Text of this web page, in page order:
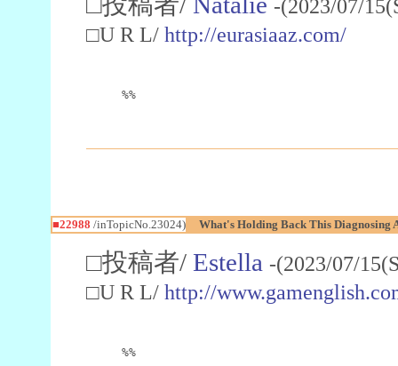
-(2023/07/
□U R L/ http://eurasiaaz.com/
%%
■22988 /inTopicNo.23024) What's Holding Back This Diagnosing
□投稿者/ Estella -(2023/07/
□U R L/ http://
%%